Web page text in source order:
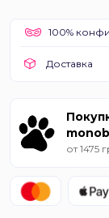
100%
Доставка
от 1475